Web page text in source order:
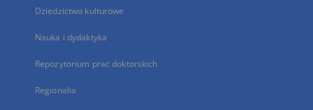
Dziedzictwo kulturowe
Nauka i dydaktyka
Repozytorium prac doktorskich
Regionalia